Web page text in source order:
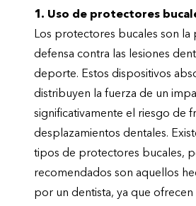
1. Uso de protectores
Los protectores bucales son la
defensa contra las lesiones
deporte. Estos dispositivos
distribuyen la fuerza de un
significativamente el riesgo de
desplazamientos dentales.
tipos de protectores bucales,
recomendados son aquellos
por un dentista, ya que ofrecen